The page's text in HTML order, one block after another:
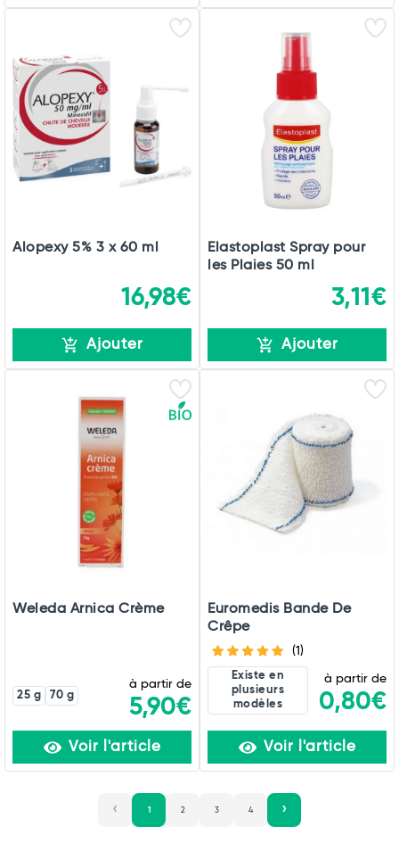
Alopexy 5% 3 x 60 ml
16,98€
Ajouter
Elastoplast Spray pour
les Plaies 50 ml
3,11€
Ajouter
Weleda Arnica Crème
25 g 70 g
à partir de
5,90€
Voir l'article
Euromedis Bande De
Crêpe
(1)
Existe en
plusieurs
modèles
à partir de
0,80€
Voir l'article
1 2 3 4